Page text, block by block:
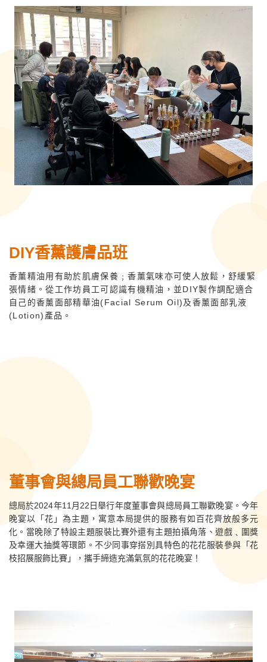
DIY香薰護膚品班
香薰精油用有助於肌膚保養﹔香薰氣味亦可使人放鬆，舒緩緊
張情緒。從工作坊員工可認識有機精油，並DIY製作調配適合
自己的香薰面部精華油(Facial Serum Oil)及香薰面部乳液
(Lotion)產品。
董事會與總局員工聯歡晚宴
總局於2024年11月22日舉行年度董事會與總局員工聯歡晚宴。今年
晚宴以「花」為主題，寓意本局提供的服務有如百花齊放般多元
化。當晚除了特設主題服裝比賽外還有主題拍攝角落、遊戲﹑圍獎
及幸運大抽獎等環節。不少同事穿搭別具特色的花花服裝參與「花
枝招展服飾比賽」，攜手締造充滿氣氛的花花晚宴！